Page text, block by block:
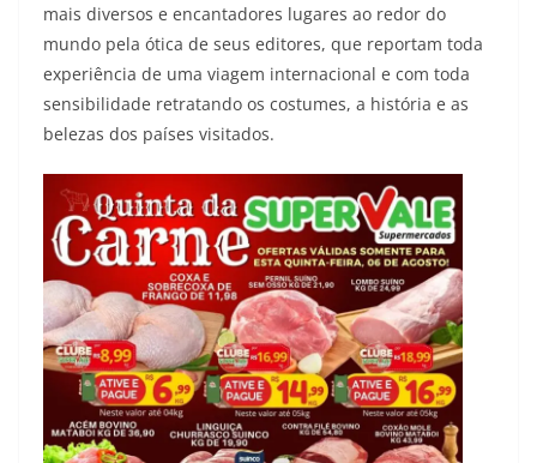
mais diversos e encantadores lugares ao redor do
mundo pela ótica de seus editores, que reportam toda
experiência de uma viagem internacional e com toda
sensibilidade retratando os costumes, a história e as
belezas dos países visitados.